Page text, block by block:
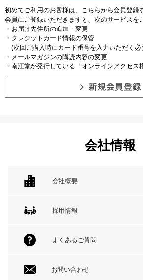
初めてご利用のお客様は、こちらから会員登録
会員にご登録いただきますと、次のサービスを
・お届け先住所の追加・変更
・クレジットカード情報の保管
(次回ご購入時にカード番号を入力いただく必
・メールマガジンの購読内容の変更
・南江堂が発行している「オンラインアクセス
会社情報
会社概要
採用情報
よくあるご質問
お問い合わせ